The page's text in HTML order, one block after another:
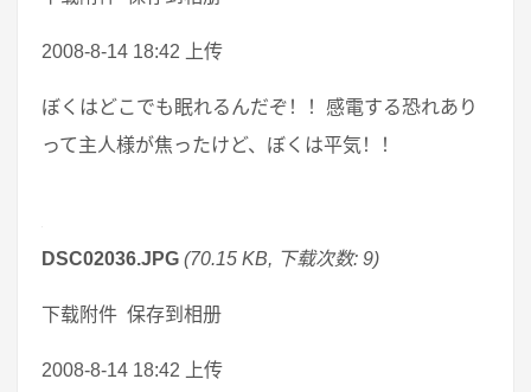
2008-8-14 18:42 上传
ぼくはどこでも眠れるんだぞ！！感電する恐れあり
って主人様が焦ったけど、ぼくは平気！！
DSC02036.JPG (70.15 KB, 下载次数: 9)
下载附件 保存到相册
2008-8-14 18:42 上传